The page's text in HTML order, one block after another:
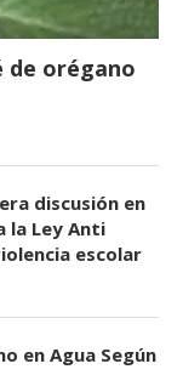
de orégano
discusión en
la Ley Anti
escolar
en Agua Según